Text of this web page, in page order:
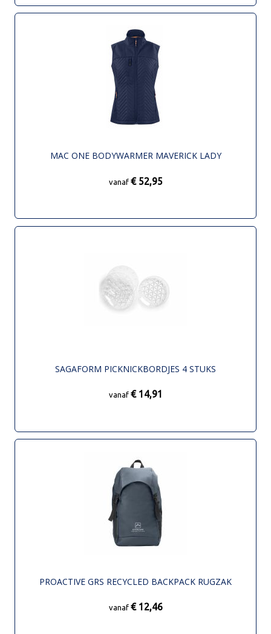
MAC ONE BODYWARMER MAVERICK LADY
vanaf € 52,95
SAGAFORM PICKNICKBORDJES 4 STUKS
vanaf € 14,91
PROACTIVE GRS RECYCLED BACKPACK RUGZAK
vanaf € 12,46